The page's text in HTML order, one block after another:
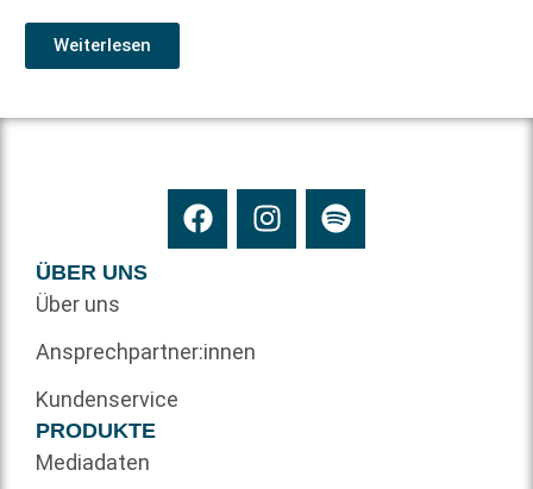
Weiterlesen
ÜBER UNS
Über uns
Ansprechpartner:innen
Kundenservice
PRODUKTE
Mediadaten